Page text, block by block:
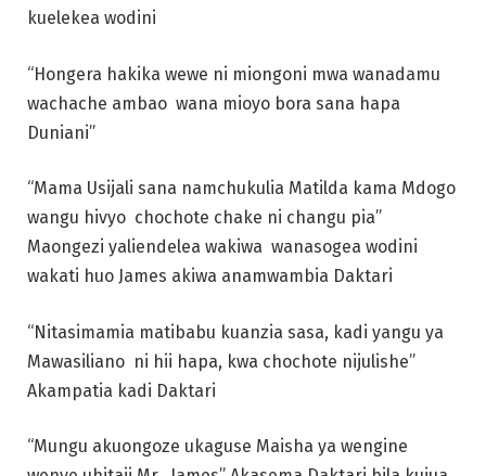
kuelekea wodini
“Hongera hakika wewe ni miongoni mwa wanadamu
wachache ambao wana mioyo bora sana hapa
Duniani”
“Mama Usijali sana namchukulia Matilda kama Mdogo
wangu hivyo chochote chake ni changu pia”
Maongezi yaliendelea wakiwa wanasogea wodini
wakati huo James akiwa anamwambia Daktari
“Nitasimamia matibabu kuanzia sasa, kadi yangu ya
Mawasiliano ni hii hapa, kwa chochote nijulishe”
Akampatia kadi Daktari
“Mungu akuongoze ukaguse Maisha ya wengine